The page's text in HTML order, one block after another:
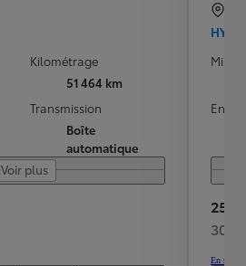
Kilométrage
51 464 km
Transmission
Boîte
automatique
Voir plus
Mise
25
302
En